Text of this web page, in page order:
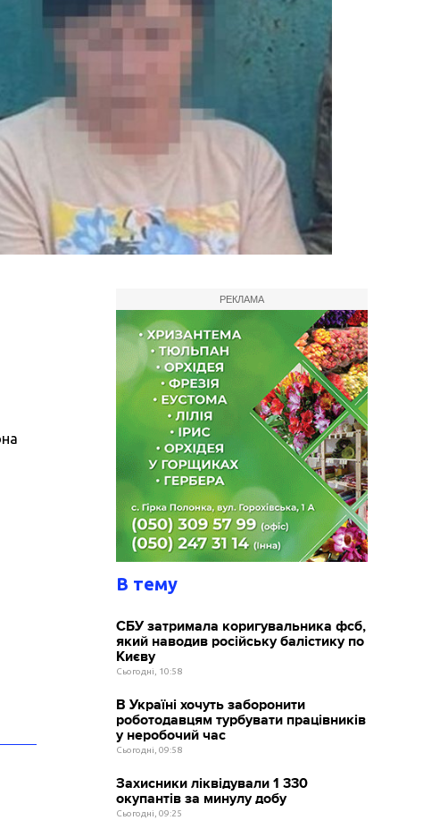
РЕКЛАМА
В тему
СБУ затримала коригувальника фсб,
який наводив російську балістику по
Києву
Сьогодні, 10:58
В Україні хочуть заборонити
роботодавцям турбувати працівників
у неробочий час
Сьогодні, 09:58
Захисники ліквідували 1 330
окупантів за минулу добу
Сьогодні, 09:25